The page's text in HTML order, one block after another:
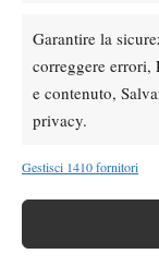
Garantire la
correggere errori,
e contenuto,
privacy.
Gestisci 1410 fornitori